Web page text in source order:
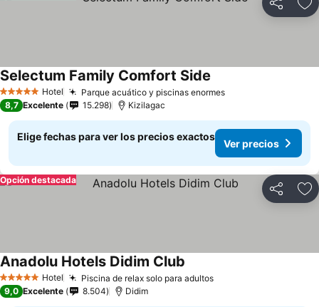
Compartir
5 Estrellas Hotel Parque acuático y piscinas enormes
Selectum Family Comfort Side
8,7 Excelente 15.298 Kizilagac
Elige fechas para ver los precios exactos
Ver precios
Compartir
Opción destacada
5 Estrellas Hotel Piscina de relax solo para adultos
Anadolu Hotels Didim Club
9,0 Excelente 8.504 Didim